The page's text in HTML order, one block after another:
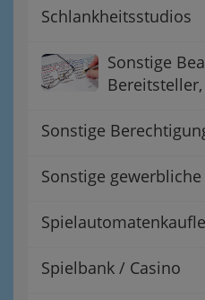
Schlankheitsstudios
Sonstige
Sonstige
Sonstige
Spielbank / Casino